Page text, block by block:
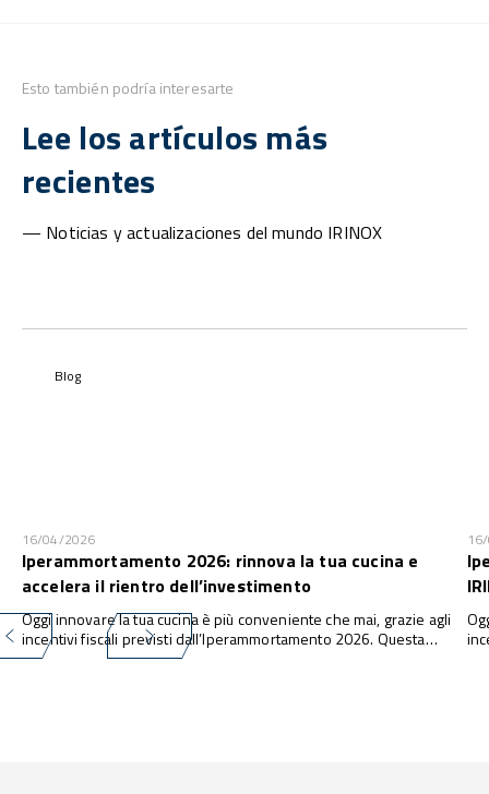
Esto también podría interesarte
Lee los artículos más
recientes
— Noticias y actualizaciones del mundo IRINOX
Blog
16/04/2026
Iperammortamento 2026: rinnova la tua cucina e
accelera il rientro dell’investimento
Oggi innovare la tua cucina è più conveniente che mai, grazie agli
incentivi fiscali previsti dall’Iperammortamento 2026. Questa
misura consente alle imprese di investire in nuove attrezzature e